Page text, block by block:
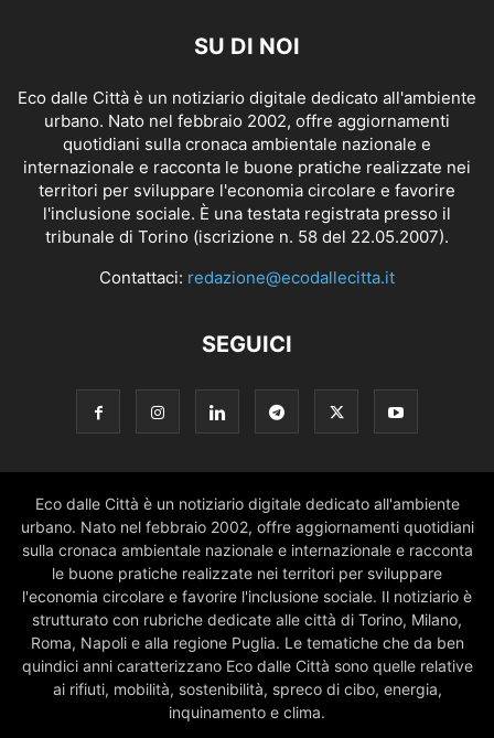
SU DI NOI
Eco dalle Città è un notiziario digitale dedicato all'ambiente
urbano. Nato nel febbraio 2002, offre aggiornamenti
quotidiani sulla cronaca ambientale nazionale e
internazionale e racconta le buone pratiche realizzate nei
territori per sviluppare l'economia circolare e favorire
l'inclusione sociale. È una testata registrata presso il
tribunale di Torino (iscrizione n. 58 del 22.05.2007).
Contattaci: redazione@ecodallecitta.it
SEGUICI
Eco dalle Città è un notiziario digitale dedicato all'ambiente
urbano. Nato nel febbraio 2002, offre aggiornamenti quotidiani
sulla cronaca ambientale nazionale e internazionale e racconta
le buone pratiche realizzate nei territori per sviluppare
l'economia circolare e favorire l'inclusione sociale. Il notiziario è
strutturato con rubriche dedicate alle città di Torino, Milano,
Roma, Napoli e alla regione Puglia. Le tematiche che da ben
quindici anni caratterizzano Eco dalle Città sono quelle relative
ai rifiuti, mobilità, sostenibilità, spreco di cibo, energia,
inquinamento e clima.